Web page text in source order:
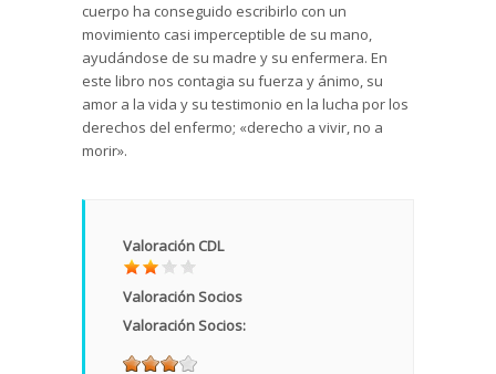
cuerpo ha conseguido escribirlo con un
movimiento casi imperceptible de su mano,
ayudándose de su madre y su enfermera. En
este libro nos contagia su fuerza y ánimo, su
amor a la vida y su testimonio en la lucha por los
derechos del enfermo; «derecho a vivir, no a
morir».
Valoración CDL
Valoración Socios
Valoración Socios: